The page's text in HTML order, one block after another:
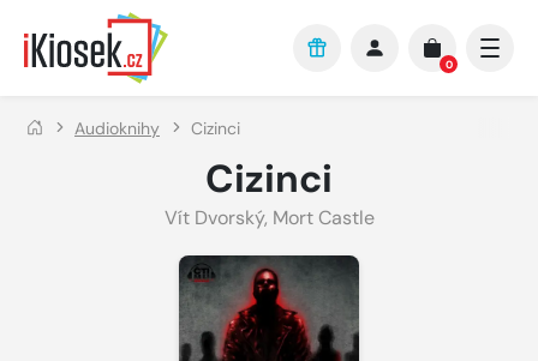
Přejít na hlavní obsah
0
Audioknihy Cizinci
Cizinci
Vít Dvorský, Mort Castle